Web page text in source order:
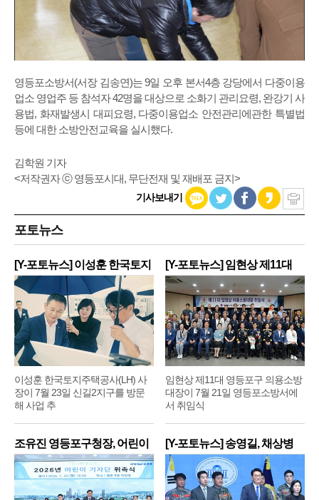
영등포소방서(서장 김송연)는 9일 오후 본서4층 강당에서 다중이용
업소 영업주 등 참석자 42명을 대상으로 소화기 관리요령, 완강기 사
용법, 화재발생시 대피요령, 다중이용업소 안전관리에관한 특별법
등에 대한 소방안전교육을 실시했다.
김학원 기자
<저작권자 ⓒ 영등포시대, 무단전재 및 재배포 금지>
기사보내기
포토뉴스
[Y-포토뉴스] 이성훈 한국토지
주
이성훈 한국토지주택공사(LH) 사
장이 7월 23일 신길2지구를 방문
해 사업 추
[Y-포토뉴스] 임현상 제11대
영
임현상 제11대 영등포구 의용소방
대장이 7월 21일 영등포소방서에
서 취임식
조유진 영등포구청장, 어린이
기
[Y-포토뉴스] 송영길, 채상병
순